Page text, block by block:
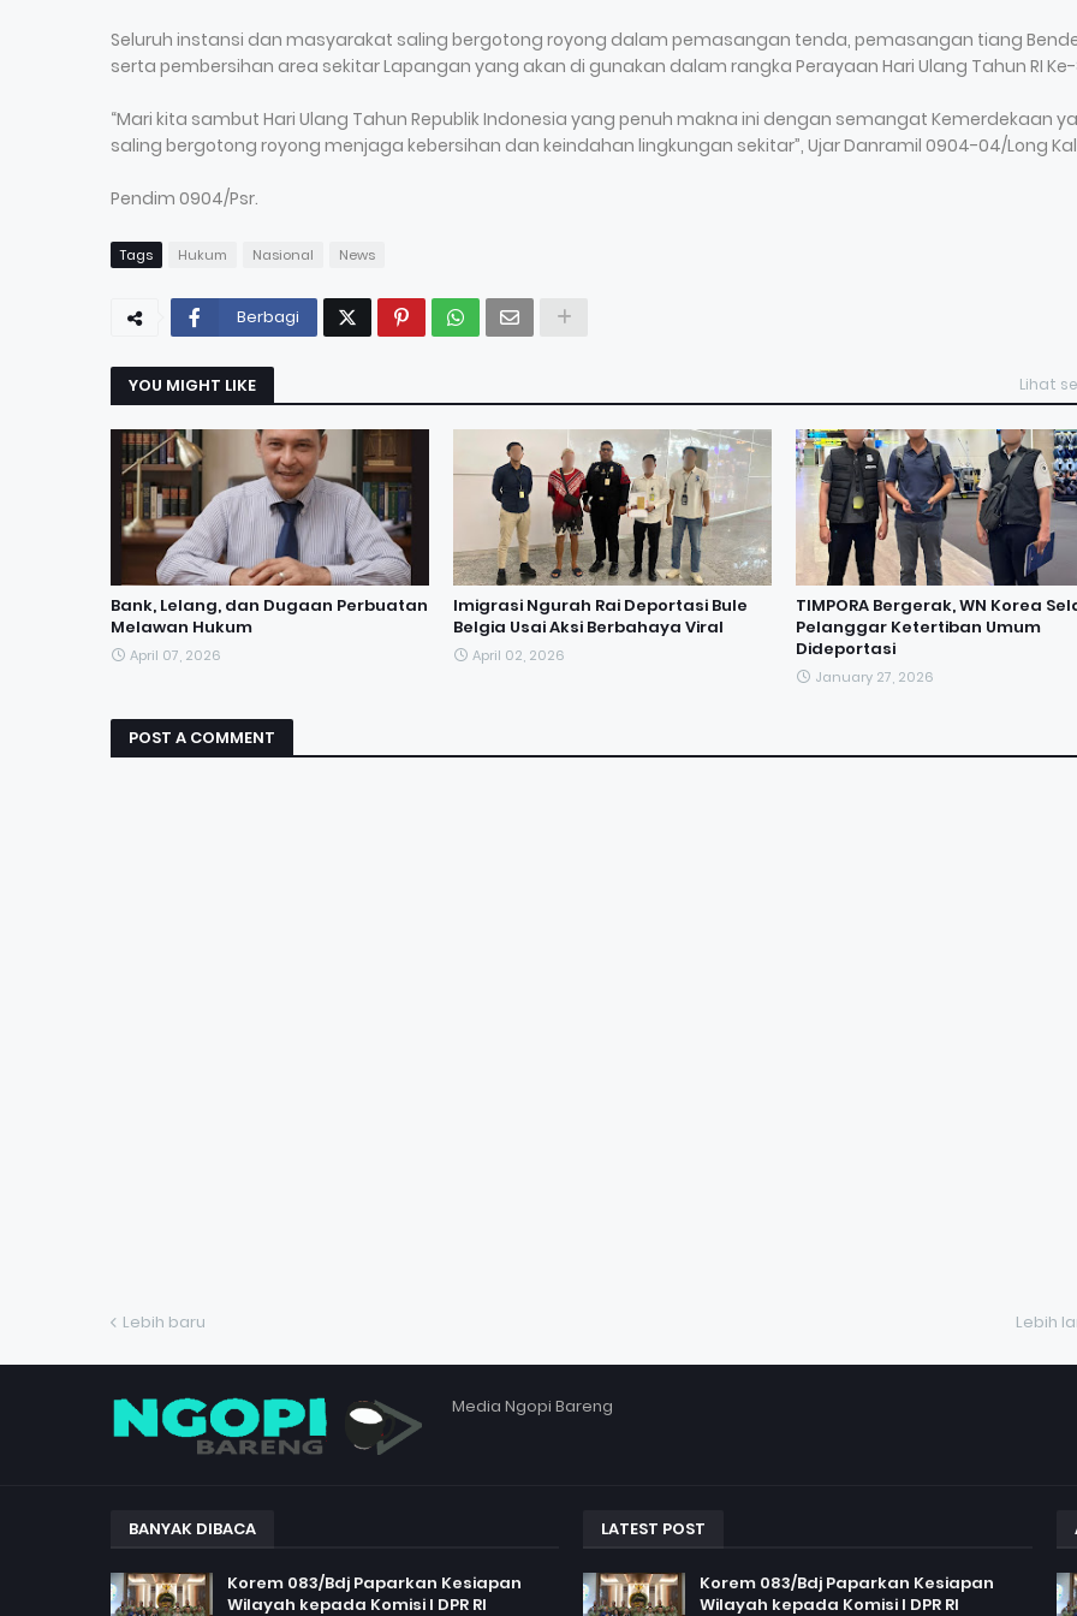
Seluruh instansi dan masyarakat saling bergotong royong dalam pemasangan tenda, pemasangan tiang
serta pembersihan area sekitar Lapangan yang akan di gunakan dalam rangka Perayaan Hari Ulang Tahun RI
“Mari kita sambut Hari Ulang Tahun Republik Indonesia yang penuh makna ini dengan semangat Kemerdekaan
saling bergotong royong menjaga kebersihan dan keindahan lingkungan sekitar”, Ujar Danramil 0904-04/Long
Pendim 0904/Psr.
Tags Hukum Nasional News
Berbagi
YOU MIGHT LIKE Lihat
Bank, Lelang, dan Dugaan Perbuatan
Melawan Hukum
April 07, 2026
Imigrasi Ngurah Rai Deportasi Bule
Belgia Usai Aksi Berbahaya Viral
April 02, 2026
TIMPORA Bergerak, WN Korea
Pelanggar Ketertiban Umum
Dideportasi
January 27, 2026
POST A COMMENT
Lebih baru Lebih
Media Ngopi Bareng
BANYAK DIBACA
Korem 083/Bdj Paparkan Kesiapan
Wilayah kepada Komisi I DPR RI
LATEST POST
Korem 083/Bdj Paparkan Kesiapan
Wilayah kepada Komisi I DPR RI